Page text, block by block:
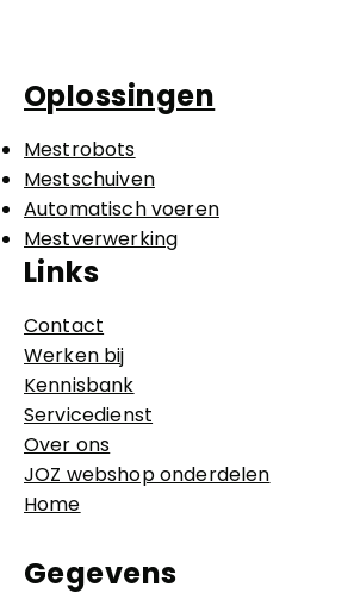
Oplossingen
Mestrobots
Mestschuiven
Automatisch voeren
Mestverwerking
Links
Contact
Werken bij
Kennisbank
Servicedienst
Over ons
JOZ webshop onderdelen
Home
Gegevens